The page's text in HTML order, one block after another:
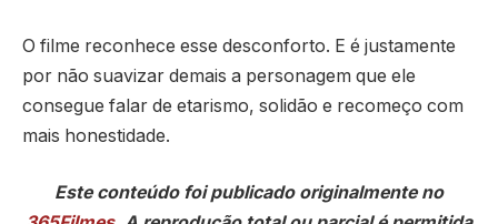
O filme reconhece esse desconforto. E é justamente
por não suavizar demais a personagem que ele
consegue falar de etarismo, solidão e recomeço com
mais honestidade.
Este conteúdo foi publicado originalmente no